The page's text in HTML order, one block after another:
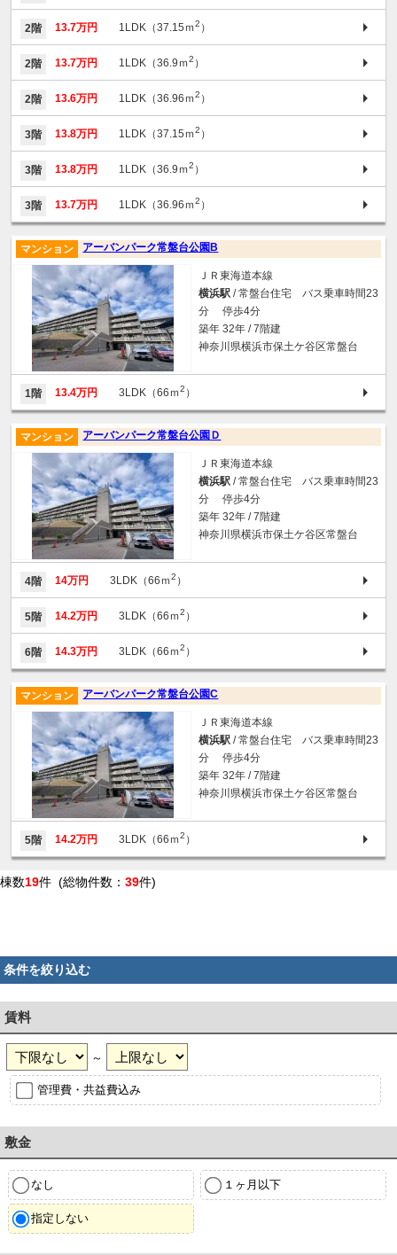
2階 13.7万円 1LDK（37.15ｍ2 ）
2階 13.7万円 1LDK（36.9ｍ2 ）
2階 13.6万円 1LDK（36.96ｍ2 ）
3階 13.8万円 1LDK（37.15ｍ2 ）
3階 13.8万円 1LDK（36.9ｍ2 ）
3階 13.7万円 1LDK（36.96ｍ2 ）
アーバンパーク常盤台公園B
マンション
ＪＲ東海道本線
横浜駅 / 常盤台住宅 バス乗車時間23
分 停歩4分
築年 32年 / 7階建
神奈川県横浜市保土ケ谷区常盤台
1階 13.4万円 3LDK（66ｍ2 ）
アーバンパーク常盤台公園Ｄ
マンション
ＪＲ東海道本線
横浜駅 / 常盤台住宅 バス乗車時間23
分 停歩4分
築年 32年 / 7階建
神奈川県横浜市保土ケ谷区常盤台
4階 14万円 3LDK（66ｍ2 ）
5階 14.2万円 3LDK（66ｍ2 ）
6階 14.3万円 3LDK（66ｍ2 ）
アーバンパーク常盤台公園C
マンション
ＪＲ東海道本線
横浜駅 / 常盤台住宅 バス乗車時間23
分 停歩4分
築年 32年 / 7階建
神奈川県横浜市保土ケ谷区常盤台
5階 14.2万円 3LDK（66ｍ2 ）
棟数19件 (総物件数： 39件)
条件を絞り込む
賃料
～
管理費・共益費込み
敷金
なし １ヶ月以下
指定しない